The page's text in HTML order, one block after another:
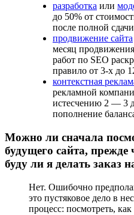
разработка или
до 50% от
после полной
продвижение сайта
месяц
работ по SEO
правило от 3-х до
контекстная
рекламной
истесчению 2 — 3
пополнение
Можно ли сначала
будущего сайта,
буду ли я делать заказ
Нет. Ошибочно
это пустяковое дело в
процесс: посмотреть,